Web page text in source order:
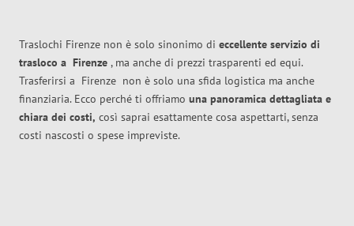
Traslochi Firenze non è solo sinonimo di eccellente servizio di
trasloco a Firenze , ma anche di prezzi trasparenti ed equi.
Trasferirsi a Firenze non è solo una sfida logistica ma anche
finanziaria. Ecco perché ti offriamo una panoramica dettagliata e
chiara dei costi, così saprai esattamente cosa aspettarti, senza
costi nascosti o spese impreviste.